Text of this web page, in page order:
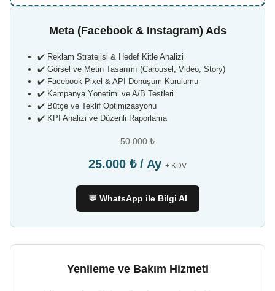
Meta (Facebook & Instagram) Ads
✔️ Reklam Stratejisi & Hedef Kitle Analizi
✔️ Görsel ve Metin Tasarımı (Carousel, Video, Story)
✔️ Facebook Pixel & API Dönüşüm Kurulumu
✔️ Kampanya Yönetimi ve A/B Testleri
✔️ Bütçe ve Teklif Optimizasyonu
✔️ KPI Analizi ve Düzenli Raporlama
50.000 ₺
25.000 ₺ / Ay + KDV
💬 WhatsApp ile Bilgi Al
Yenileme ve Bakım Hizmeti